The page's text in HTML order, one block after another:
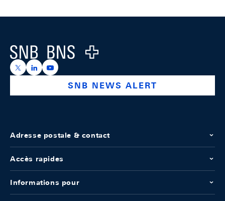
Logo
https://x.com/snb_bns
https://ch.linkedin.com/company/swiss-national-
https://www.youtube.com/@swissnationalbank
SNB NEWS ALERT
Adresse postale & contact
Accès rapides
Informations pour